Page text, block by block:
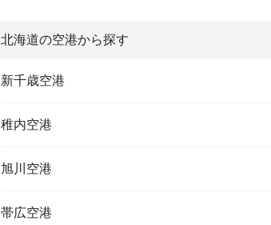
北海道の空港から探す
新千歳空港
稚内空港
旭川空港
帯広空港